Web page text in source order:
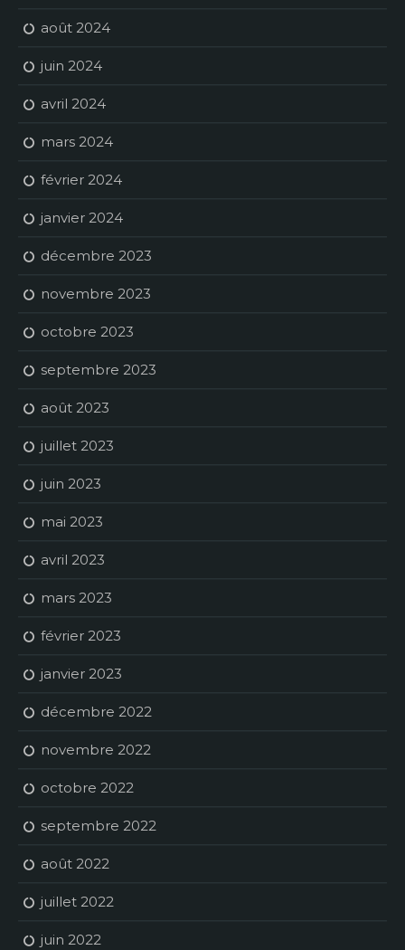
août 2024
juin 2024
avril 2024
mars 2024
février 2024
janvier 2024
décembre 2023
novembre 2023
octobre 2023
septembre 2023
août 2023
juillet 2023
juin 2023
mai 2023
avril 2023
mars 2023
février 2023
janvier 2023
décembre 2022
novembre 2022
octobre 2022
septembre 2022
août 2022
juillet 2022
juin 2022